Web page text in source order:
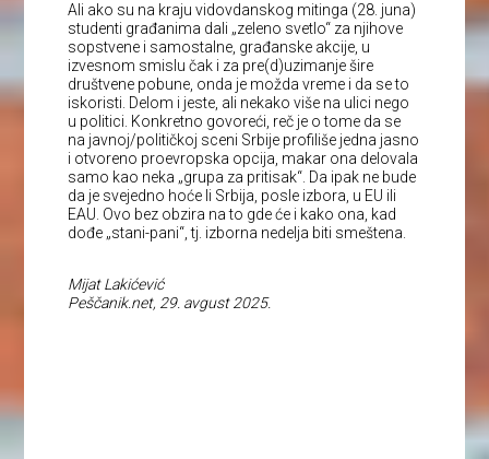
Ali ako su na kraju vidovdanskog mitinga (28. juna)
studenti građanima dali „zeleno svetlo“ za njihove
sopstvene i samostalne, građanske akcije, u
izvesnom smislu čak i za pre(d)uzimanje šire
društvene pobune, onda je možda vreme i da se to
iskoristi. Delom i jeste, ali nekako više na ulici nego
u politici. Konkretno govoreći, reč je o tome da se
na javnoj/političkoj sceni Srbije profiliše jedna jasno
i otvoreno proevropska opcija, makar ona delovala
samo kao neka „grupa za pritisak“. Da ipak ne bude
da je svejedno hoće li Srbija, posle izbora, u EU ili
EAU. Ovo bez obzira na to gde će i kako ona, kad
dođe „stani-pani“, tj. izborna nedelja biti smeštena.
Mijat Lakićević
Peščanik.net, 29. avgust 2025.